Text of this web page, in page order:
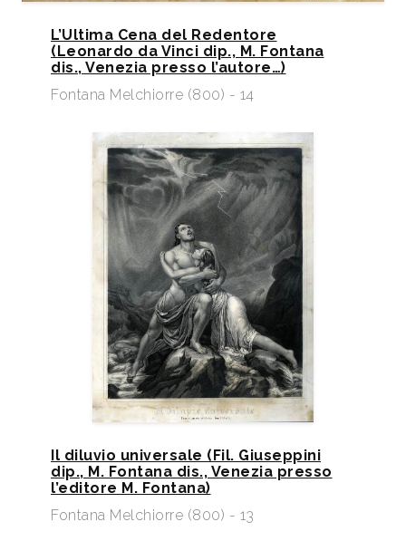
L’Ultima Cena del Redentore
(Leonardo da Vinci dip., M. Fontana
dis., Venezia presso l’autore…)
Fontana Melchiorre (800) - 14
Il diluvio universale (Fil. Giuseppini
dip., M. Fontana dis., Venezia presso
l’editore M. Fontana)
Fontana Melchiorre (800) - 13